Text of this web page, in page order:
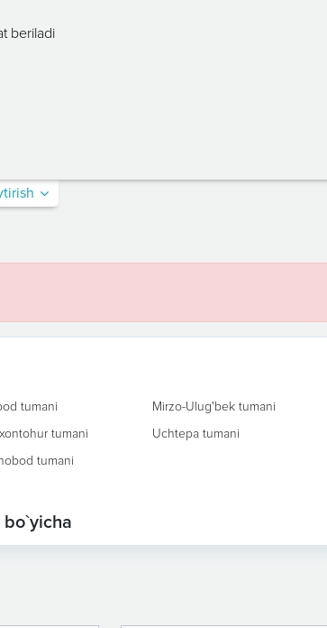
beriladi
tumani
Mirzo-Ulug'bek tumani
tumani
Uchtepa tumani
tumani